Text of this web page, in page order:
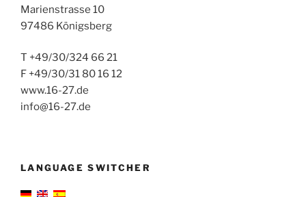
Marienstrasse 10
97486 Königsberg
T +49/30/324 66 21
F +49/30/31 80 16 12
www.16-27.de
info@16-27.de
LANGUAGE SWITCHER